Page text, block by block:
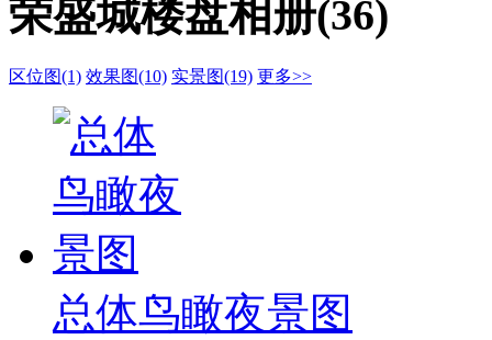
荣盛城楼盘相册(36)
区位图(1) 效果图(10) 实景图(19) 更多>>
总体鸟瞰夜景图